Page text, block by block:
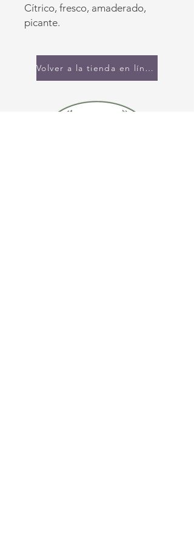
Cítrico, fresco, amaderado,
picante.
Volver a la tienda en línea